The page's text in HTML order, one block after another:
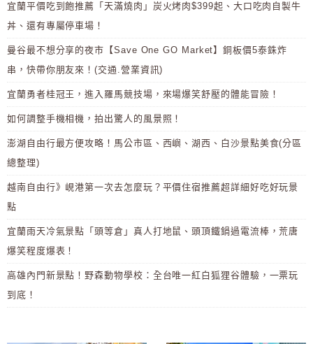
宜蘭平價吃到飽推薦「天滿燒肉」炭火烤肉$399起、大口吃肉自製牛
丼、還有專屬停車場！
曼谷最不想分享的夜市【Save One GO Market】銅板價5泰銖炸
串，快帶你朋友來！(交通.營業資訊)
宜蘭勇者桂冠王，進入羅馬競技場，來場爆笑舒壓的體能冒險！
如何調整手機相機，拍出驚人的風景照！
澎湖自由行最方便攻略！馬公市區、西嶼、湖西、白沙景點美食(分區
總整理)
越南自由行》峴港第一次去怎麼玩？平價住宿推薦超詳細好吃好玩景
點
宜蘭雨天冷氣景點「頭等倉」真人打地鼠、頭頂鐵鍋過電流棒，荒唐
爆笑程度爆表！
高雄內門新景點！野森動物學校：全台唯一紅白狐狸谷體驗，一票玩
到底！